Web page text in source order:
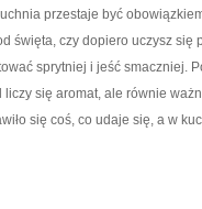
przestaje być
święta, czy dopiero uczysz się
sprytniej i jeść smaczniej.
liczy się aromat, ale równie
się coś, co udaje się, a w